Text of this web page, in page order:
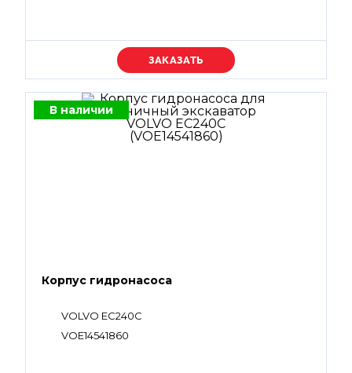
Уточняйте цену
В наличии
Корпус гидронасоса
VOLVO EC240C
VOE14541860